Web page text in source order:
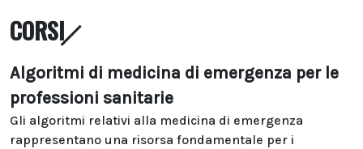
CORSI
Algoritmi di medicina di emergenza per le
professioni sanitarie
Gli algoritmi relativi alla medicina di emergenza
rappresentano una risorsa fondamentale per i